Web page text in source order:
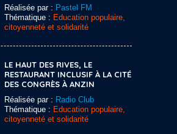
Réalisée par : Pastel FM
Thématique : Education populaire,
citoyenneté et solidarité
LE HAUT DES RIVES, LE
RESTAURANT INCLUSIF À LA CITÉ
DES CONGRÈS À ANZIN
Réalisée par : Radio Club
Thématique : Education populaire,
citoyenneté et solidarité